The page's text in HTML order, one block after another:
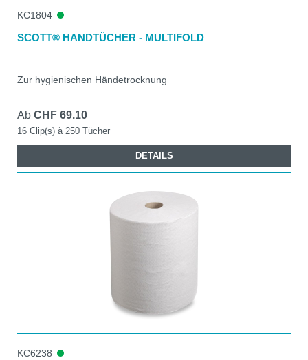
KC1804
SCOTT® HANDTÜCHER - MULTIFOLD
Zur hygienischen Händetrocknung
Ab CHF 69.10
16 Clip(s) à 250 Tücher
DETAILS
KC6238